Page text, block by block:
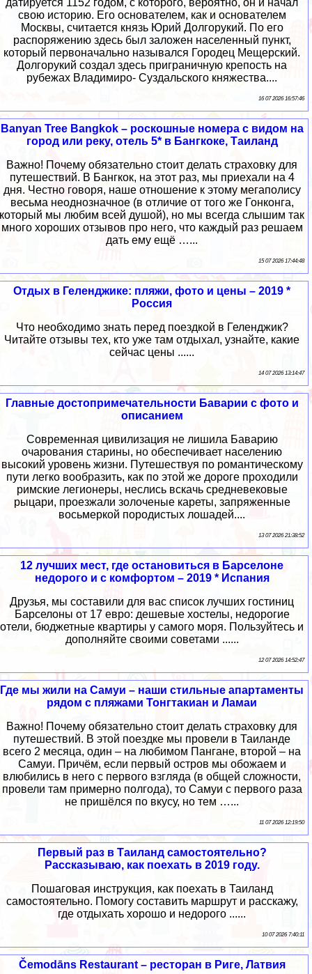
датируется 1152 годом, с которого, вероятно, он и начал
свою историю. Его основателем, как и основателем
Москвы, считается князь Юрий Долгорукий. По его
распоряжению здесь был заложен населенный пункт,
который первоначально назывался Городец Мещерский.
Долгорукий создал здесь приграничную крепость на
рубежах Владимиро- Суздальского княжества....
16 07 2026 16:57:46
Banyan Tree Bangkok – роскошные номера с видом на
город или реку, отель 5* в Бангкоке, Таиланд
Важно! Почему обязательно стоит делать страховку для
путешествий. В Бангкок, на этот раз, мы приехали на 4
дня. Честно говоря, наше отношение к этому мегаполису
весьма неоднозначное (в отличие от того же Гонконга,
который мы любим всей душой), но мы всегда слышим так
много хороших отзывов про него, что каждый раз решаем
дать ему ещё …...
15 07 2026 17:44:48
Отдых в Геленджике: пляжи, фото и цены – 2019 *
Россия
Что необходимо знать перед поездкой в Геленджик?
Читайте отзывы тех, кто уже там отдыхал, узнайте, какие
сейчас цены ......
14 07 2026 13:14:47
Главные достопримечательности Баварии с фото и
описанием
Современная цивилизация не лишила Баварию
очарования старины, но обеспечивает населению
высокий уровень жизни. Путешествуя по романтическому
пути легко вообразить, как по этой же дороге проходили
римские легионеры, неслись вскачь средневековые
рыцари, проезжали золоченые кареты, запряженные
восьмеркой породистых лошадей....
13 07 2026 21:38:52
12 лучших мест, где остановиться в Барселоне
недорого и с комфортом – 2019 * Испания
Друзья, мы составили для вас список лучших гостиниц
Барселоны от 17 евро: дешевые хостелы, недорогие
отели, бюджетные квартиры у самого моря. Пользуйтесь и
дополняйте своими советами ......
12 07 2026 14:52:47
Где мы жили на Самуи – наши стильные апартаменты
рядом с пляжами Тонгтакиан и Ламаи
Важно! Почему обязательно стоит делать страховку для
путешествий. В этой поездке мы провели в Таиланде
всего 2 месяца, один – на любимом Пангане, второй – на
Самуи. Причём, если первый остров мы обожаем и
влюбились в него с первого взгляда (в общей сложности,
провели там примерно полгода), то Самуи с первого раза
не пришёлся по вкусу, но тем …...
11 07 2026 12:19:50
Первый раз в Таиланд самостоятельно?
Рассказываю, как поехать в 2019 году.
Пошаговая инструкция, как поехать в Таиланд
самостоятельно. Помогу составить маршрут и расскажу,
где отдыхать хорошо и недорого ......
10 07 2026 7:40:11
Čemodāns Restaurant – ресторан в Риге, Латвия